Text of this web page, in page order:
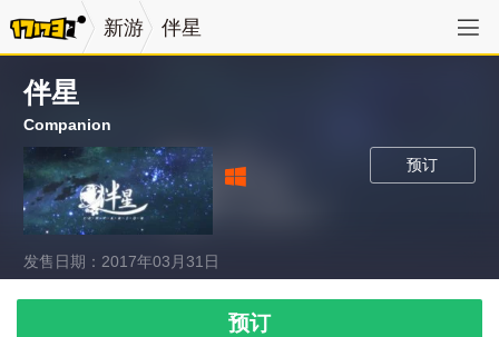
新游 伴星
伴星
Companion
预订
发售日期：2017年03月31日
预订